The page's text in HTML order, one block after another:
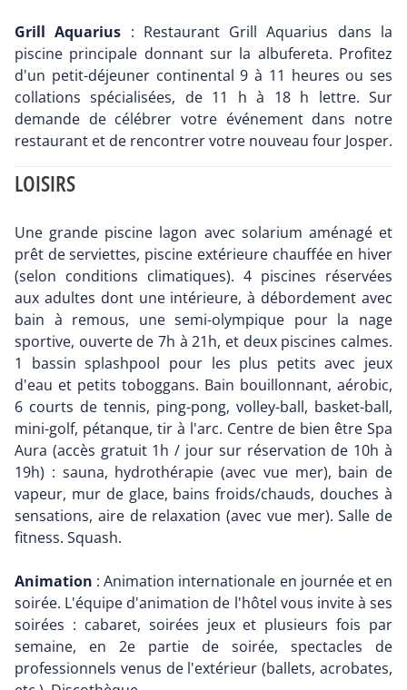
Grill Aquarius : Restaurant Grill Aquarius dans la
piscine principale donnant sur la albufereta. Profitez
d'un petit-déjeuner continental 9 à 11 heures ou ses
collations spécialisées, de 11 h à 18 h lettre. Sur
demande de célébrer votre événement dans notre
restaurant et de rencontrer votre nouveau four Josper.
LOISIRS
Une grande piscine lagon avec solarium aménagé et
prêt de serviettes, piscine extérieure chauffée en hiver
(selon conditions climatiques). 4 piscines réservées
aux adultes dont une intérieure, à débordement avec
bain à remous, une semi-olympique pour la nage
sportive, ouverte de 7h à 21h, et deux piscines calmes.
1 bassin splashpool pour les plus petits avec jeux
d'eau et petits toboggans. Bain bouillonnant, aérobic,
6 courts de tennis, ping-pong, volley-ball, basket-ball,
mini-golf, pétanque, tir à l'arc. Centre de bien être Spa
Aura (accès gratuit 1h / jour sur réservation de 10h à
19h) : sauna, hydrothérapie (avec vue mer), bain de
vapeur, mur de glace, bains froids/chauds, douches à
sensations, aire de relaxation (avec vue mer). Salle de
fitness. Squash.
Animation : Animation internationale en journée et en
soirée. L'équipe d'animation de l'hôtel vous invite à ses
soirées : cabaret, soirées jeux et plusieurs fois par
semaine, en 2e partie de soirée, spectacles de
professionnels venus de l'extérieur (ballets, acrobates,